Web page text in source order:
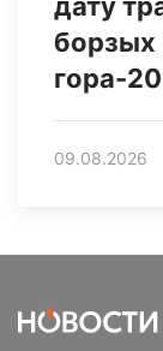
дату
борзых
гора-
09.08.2026